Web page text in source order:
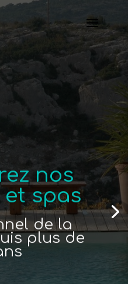
nos
spas
de la
plus de